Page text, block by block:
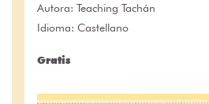
Autora: Teaching Tachán
Idioma: Castellano
Gratis